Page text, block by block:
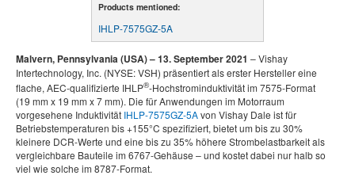
Products mentioned:
IHLP-7575GZ-5A
Malvern, Pennsylvania (USA) – 13. September 2021 – Vishay
Intertechnology, Inc. (NYSE: VSH) präsentiert als erster Hersteller eine
flache, AEC-qualifizierte IHLP®-Hochstrominduktivität im 7575-Format
(19 mm x 19 mm x 7 mm). Die für Anwendungen im Motorraum
vorgesehene Induktivität IHLP-7575GZ-5Avon Vishay Dale ist für
Betriebstemperaturen bis +155°C spezifiziert, bietet um bis zu 30%
kleinere DCR-Werte und eine bis zu 35% höhere Strombelastbarkeit als
vergleichbare Bauteile im 6767-Gehäuse – und kostet dabei nur halb so
viel wie solche im 8787-Format.